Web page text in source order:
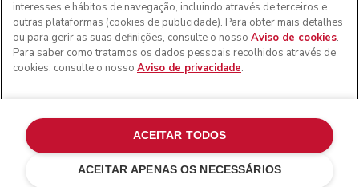
portugueses: Por favor, contacte a nossa equipa de Apoio
ao Cliente para efetuar a sua encomenda, de forma a
podermos fornecer os custos de envio exatos e aplicar a
taxa de IVA correta
nos EUA e noutros locais.
Gerir as minhas cookies
Aviso de privacidade
Política de cookies
Outros países
interesses e hábitos de navegação, incluindo através de terceiros e
outras plataformas (cookies de publicidade). Para obter mais detalhes
ou para gerir as suas definições, consulte o nosso Aviso de cookies.
Para saber como tratamos os dados pessoais recolhidos através de
cookies, consulte o nosso Aviso de privacidade.
ACEITAR APENAS OS NECESSÁRIOS
ACEITAR TODOS